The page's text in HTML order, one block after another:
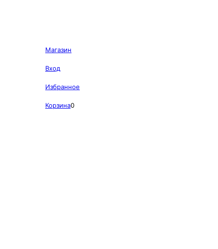
Магазин
Вход
Избранное
Корзина0